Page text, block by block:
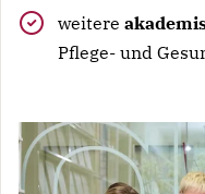
weitere
Pflege- und